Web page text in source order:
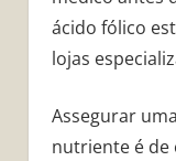
ácido fólico
lojas
Assegurar
nutriente é de